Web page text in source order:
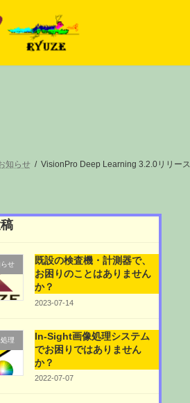
知らせ VisionPro Deep Learning 3.2.0リリース
せ
既設の検査機・計測器で、
お困りのことはありません
か？
2023-07-14
理
In-Sight画像処理システム
でお困りではありません
か？
2022-07-07